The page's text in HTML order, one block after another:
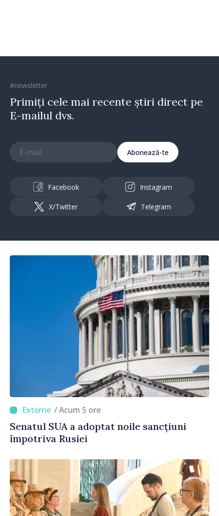
#newsletter
Primiți cele mai recente știri direct pe
E-mailul dvs.
Abonează-te
Facebook Instagram
X/Twitter Telegram
/ Acum 5 ore
Senatul SUA a adoptat noile sancțiuni
împotriva Rusiei